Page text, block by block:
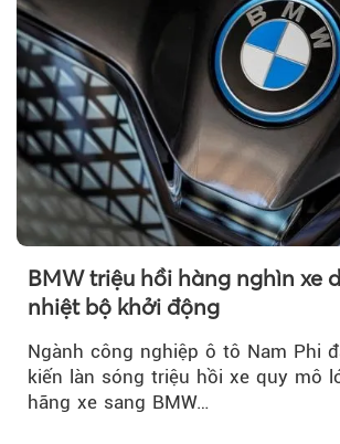
BMW triệu hồi hàng nghìn xe
nhiệt bộ khởi động
Ngành công nghiệp ô tô Nam Phi
kiến làn sóng triệu hồi xe quy mô
hãng xe sang BMW…